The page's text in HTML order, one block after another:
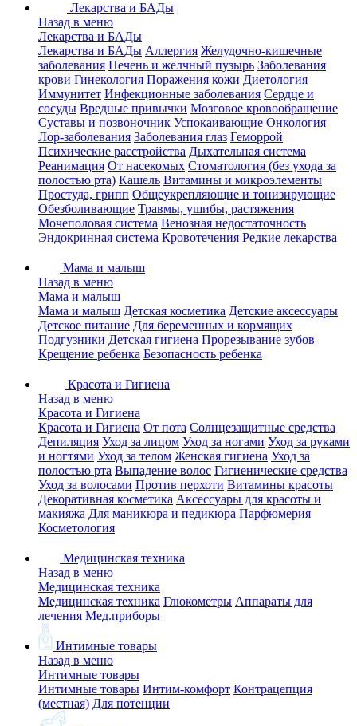
Лекарства и БАДы
Назад в меню
Лекарства и БАДы
Лекарства и БАДы Аллергия Желудочно-кишечные
заболевания Печень и желчный пузырь Заболевания
крови Гинекология Поражения кожи Диетология
Иммунитет Инфекционные заболевания Сердце и
сосуды Вредные привычки Мозговое кровообращение
Суставы и позвоночник Успокаивающие Онкология
Лор-заболевания Заболевания глаз Геморрой
Психические расстройства Дыхательная система
Реанимация От насекомых Стоматология (без ухода за
полостью рта) Кашель Витамины и микроэлементы
Простуда, грипп Общеукрепляющие и тонизирующие
Обезболивающие Травмы, ушибы, растяжения
Мочеполовая система Венозная недостаточность
Эндокринная система Кровотечения Редкие лекарства
Мама и малыш
Назад в меню
Мама и малыш
Мама и малыш Детская косметика Детские аксессуары
Детское питание Для беременных и кормящих
Подгузники Детская гигиена Прорезывание зубов
Крещение ребенка Безопасность ребенка
Красота и Гигиена
Назад в меню
Красота и Гигиена
Красота и Гигиена От пота Солнцезащитные средства
Депиляция Уход за лицом Уход за ногами Уход за руками
и ногтями Уход за телом Женская гигиена Уход за
полостью рта Выпадение волос Гигиенические средства
Уход за волосами Против перхоти Витамины красоты
Декоративная косметика Аксессуары для красоты и
макияжа Для маникюра и педикюра Парфюмерия
Косметология
Медицинская техника
Назад в меню
Медицинская техника
Медицинская техника Глюкометры Аппараты для
лечения Мед.приборы
Интимные товары
Назад в меню
Интимные товары
Интимные товары Интим-комфорт Контрацепция
(местная) Для потенции